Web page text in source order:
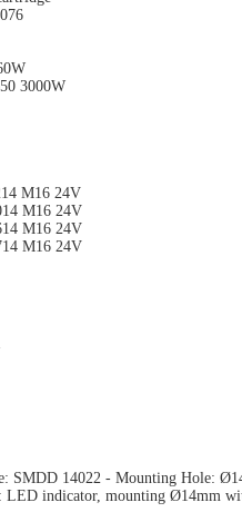
3000W
M16 24V
M16 24V
M16 24V
M16 24V
14022 - Mounting Hole:
indicator, mounting Ø14mm